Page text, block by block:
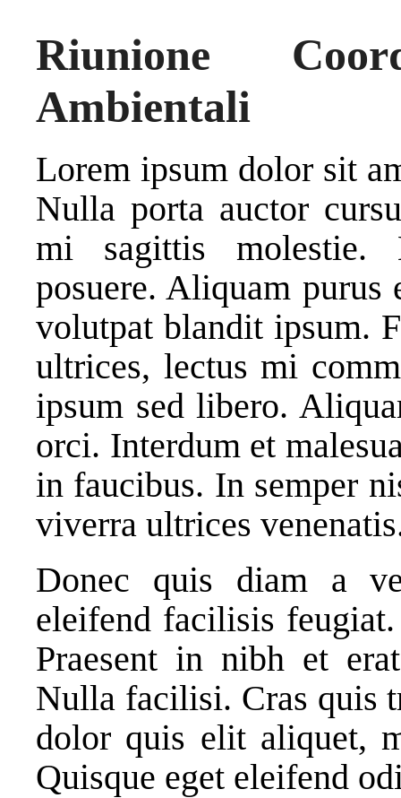
Riunione
Ambientali
Lorem ipsum dolor sit
Nulla porta auctor
mi sagittis molestie.
posuere. Aliquam
volutpat blandit ipsum.
ultrices, lectus mi
ipsum sed libero.
orci. Interdum et
in faucibus. In semper
viverra ultrices
Donec quis diam a
eleifend facilisis
Praesent in nibh et
Nulla facilisi. Cras quis
dolor quis elit aliquet,
Quisque eget eleifend